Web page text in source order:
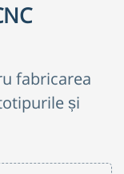
fabricarea
și